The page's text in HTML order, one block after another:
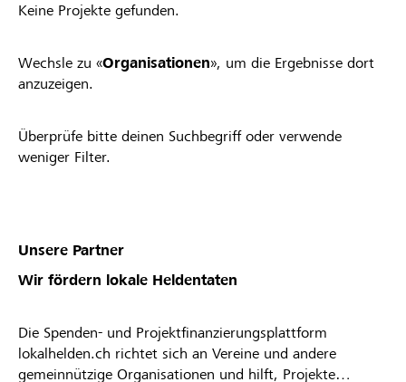
Keine Projekte gefunden.
Wechsle zu «Organisationen», um die Ergebnisse dort
anzuzeigen.
Überprüfe bitte deinen Suchbegriff oder verwende
weniger Filter.
Unsere Partner
Wir fördern lokale Heldentaten
Die Spenden- und Projektfinanzierungsplattform
lokalhelden.ch richtet sich an Vereine und andere
gemeinnützige Organisationen und hilft, Projekte